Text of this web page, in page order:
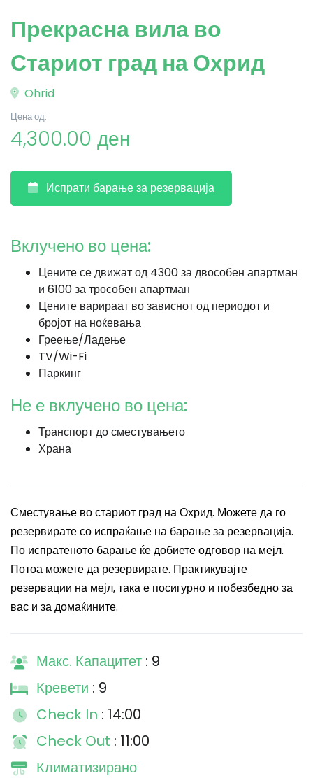
Прекрасна вила во
Стариот град на Охрид
Ohrid
Цена од:
4,300.00 ден
Испрати барање за резервација
Вклучено во цена:
Цените се движат од 4300 за двособен апартман
и 6100 за трособен апартман
Цените варираат во зависнот од периодот и
бројот на ноќевања
Греење/Ладење
TV/Wi-Fi
Паркинг
Не е вклучено во цена:
Транспорт до сместувањето
Храна
Сместување во стариот град на Охрид. Можете да го
резервирате со испраќање на барање за резервација.
По испратеното барање ќе добиете одговор на мејл.
Потоа можете да резервирате. Практикувајте
резервации на мејл, така е посигурно и побезбедно за
вас и за домаќините.
Макс. Капацитет : 9
Кревети : 9
Check In : 14:00
Check Out : 11:00
Климатизирано